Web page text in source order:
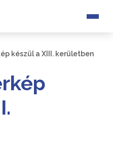
készül a XIII. kerületben